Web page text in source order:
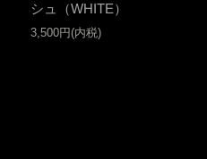
シュ（WHITE）
3,500円(内税)